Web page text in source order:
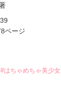
ページ
#はちゃめちゃ美少女